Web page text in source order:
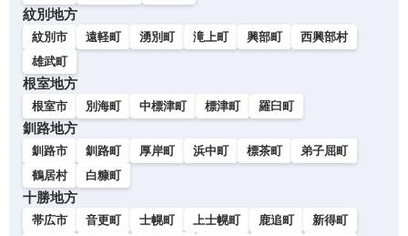
紋別地方
紋別市 遠軽町 湧別町 滝上町 興部町
西興部村
雄武町
根室地方
根室市 別海町 中標津町 標津町 羅臼町
釧路地方
釧路市 釧路町 厚岸町 浜中町 標茶町
弟子屈町
鶴居村
白糠町
十勝地方
帯広市 音更町 士幌町 上士幌町 鹿追町
新得町